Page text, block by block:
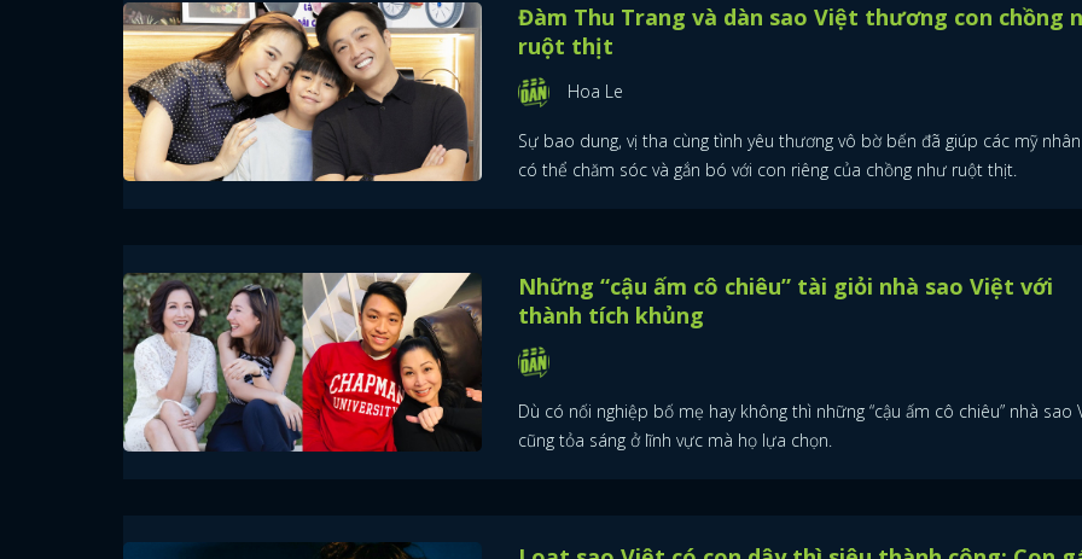
Đàm Thu Trang và dàn sao Việt thương con chồng
ruột thịt
Hoa Le
Sự bao dung, vị tha cùng tình yêu thương vô bờ bến đã giúp các mỹ
có thể chăm sóc và gắn bó với con riêng của chồng như ruột thịt.
Những “cậu ấm cô chiêu” tài giỏi nhà sao Việt với
thành tích khủng
Dù có nối nghiệp bố mẹ hay không thì những “cậu ấm cô chiêu” nhà sao
cũng tỏa sáng ở lĩnh vực mà họ lựa chọn.